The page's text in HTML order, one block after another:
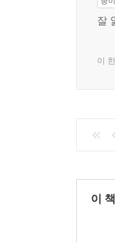
잘
이
이